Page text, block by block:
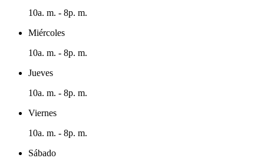
10a. m. - 8p. m.
Miércoles
10a. m. - 8p. m.
Jueves
10a. m. - 8p. m.
Viernes
10a. m. - 8p. m.
Sábado